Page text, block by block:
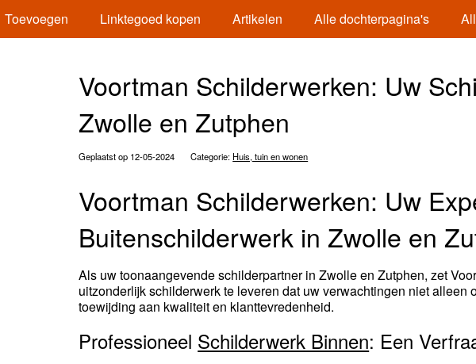
Toevoegen Linktegoed kopen Artikelen Alle dochterpagina's
Voortman Schilderwerken: Uw
Zwolle en Zutphen
Geplaatst op 12-05-2024 Categorie: Huis, tuin en wonen
Voortman Schilderwerken: Uw
Buitenschilderwerk in Zwolle en
Als uw toonaangevende schilderpartner in Zwolle en Zutphen, zet
uitzonderlijk schilderwerk te leveren dat uw verwachtingen niet alleen
toewijding aan kwaliteit en klanttevredenheid.
Professioneel Schilderwerk Binnen: Een